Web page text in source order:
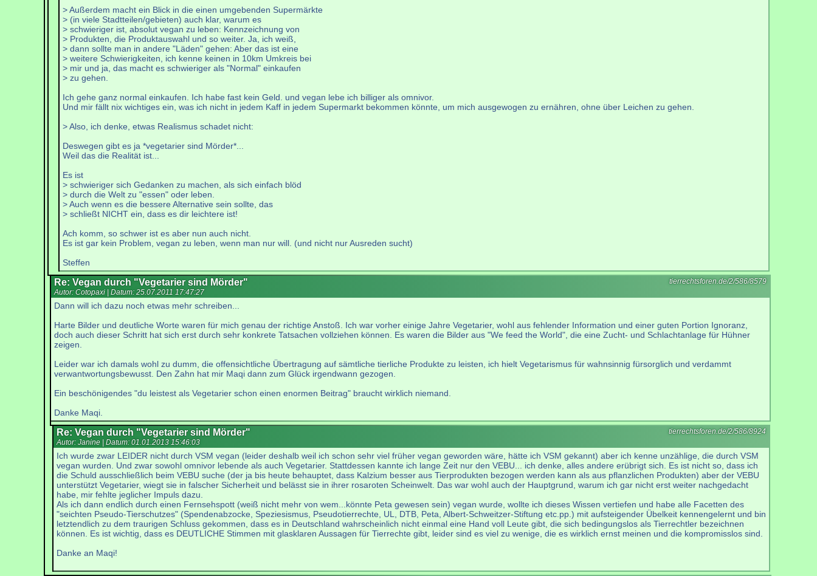
> Außerdem macht ein Blick in die einen umgebenden Supermärkte
> (in viele Stadtteilen/gebieten) auch klar, warum es
> schwieriger ist, absolut vegan zu leben: Kennzeichnung von
> Produkten, die Produktauswahl und so weiter. Ja, ich weiß,
> dann sollte man in andere "Läden" gehen: Aber das ist eine
> weitere Schwierigkeiten, ich kenne keinen in 10km Umkreis bei
> mir und ja, das macht es schwieriger als "Normal" einkaufen
> zu gehen.
Ich gehe ganz normal einkaufen. Ich habe fast kein Geld. und vegan lebe ich billiger als omnivor.
Und mir fällt nix wichtiges ein, was ich nicht in jedem Kaff in jedem Supermarkt bekommen könnte, um mich ausgewogen zu ernähren, ohne über Leichen zu gehen.
> Also, ich denke, etwas Realismus schadet nicht:
Deswegen gibt es ja *vegetarier sind Mörder*...
Weil das die Realität ist...
Es ist
> schwieriger sich Gedanken zu machen, als sich einfach blöd
> durch die Welt zu "essen" oder leben.
> Auch wenn es die bessere Alternative sein sollte, das
> schließt NICHT ein, dass es dir leichtere ist!
Ach komm, so schwer ist es aber nun auch nicht.
Es ist gar kein Problem, vegan zu leben, wenn man nur will. (und nicht nur Ausreden sucht)
Steffen
tierrechtsforen.de/2/586/8579
Re: Vegan durch "Vegetarier sind Mörder"
Autor: Cotopaxi | Datum: 25.07.2011 17:47:27
Dann will ich dazu noch etwas mehr schreiben...
Harte Bilder und deutliche Worte waren für mich genau der richtige Anstoß. Ich war vorher einige Jahre Vegetarier, wohl aus fehlender Information und einer guten Portion Ignoranz,
doch auch dieser Schritt hat sich erst durch sehr konkrete Tatsachen vollziehen können. Es waren die Bilder aus "We feed the World", die eine Zucht- und Schlachtanlage für Hühner
zeigen.
Leider war ich damals wohl zu dumm, die offensichtliche Übertragung auf sämtliche tierliche Produkte zu leisten, ich hielt Vegetarismus für wahnsinnig fürsorglich und verdammt
verwantwortungsbewusst. Den Zahn hat mir Maqi dann zum Glück irgendwann gezogen.
Ein beschönigendes "du leistest als Vegetarier schon einen enormen Beitrag" braucht wirklich niemand.
Danke Maqi.
tierrechtsforen.de/2/586/8924
Re: Vegan durch "Vegetarier sind Mörder"
Autor: Janine | Datum: 01.01.2013 15:46:03
Ich wurde zwar LEIDER nicht durch VSM vegan (leider deshalb weil ich schon sehr viel früher vegan geworden wäre, hätte ich VSM gekannt) aber ich kenne unzählige, die durch VSM
vegan wurden. Und zwar sowohl omnivor lebende als auch Vegetarier. Stattdessen kannte ich lange Zeit nur den VEBU... ich denke, alles andere erübrigt sich. Es ist nicht so, dass ich
die Schuld ausschließlich beim VEBU suche (der ja bis heute behauptet, dass Kalzium besser aus Tierprodukten bezogen werden kann als aus pflanzlichen Produkten) aber der VEBU
unterstützt Vegetarier, wiegt sie in falscher Sicherheit und belässt sie in ihrer rosaroten Scheinwelt. Das war wohl auch der Hauptgrund, warum ich gar nicht erst weiter nachgedacht
habe, mir fehlte jeglicher Impuls dazu.
Als ich dann endlich durch einen Fernsehspott (weiß nicht mehr von wem...könnte Peta gewesen sein) vegan wurde, wollte ich dieses Wissen vertiefen und habe alle Facetten des
"seichten Pseudo-Tierschutzes" (Spendenabzocke, Speziesismus, Pseudotierrechte, UL, DTB, Peta, Albert-Schweitzer-Stiftung etc.pp.) mit aufsteigender Übelkeit kennengelernt und bin
letztendlich zu dem traurigen Schluss gekommen, dass es in Deutschland wahrscheinlich nicht einmal eine Hand voll Leute gibt, die sich bedingungslos als Tierrechtler bezeichnen
können. Es ist wichtig, dass es DEUTLICHE Stimmen mit glasklaren Aussagen für Tierrechte gibt, leider sind es viel zu wenige, die es wirklich ernst meinen und die kompromisslos sind.
Danke an Maqi!